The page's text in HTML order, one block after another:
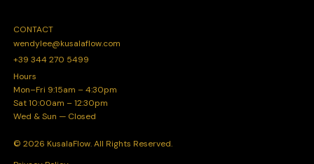
CONTACT
wendylee@kusalaflow.com
+39 344 270 5499
Hours
Mon–Fri 9:15am – 4:30pm
Sat 10:00am – 12:30pm
Wed & Sun — Closed
© 2026 KusalaFlow. All Rights Reserved.